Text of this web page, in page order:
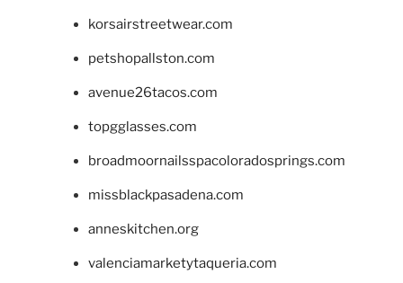
korsairstreetwear.com
petshopallston.com
avenue26tacos.com
topgglasses.com
broadmoornailsspacoloradosprings.com
missblackpasadena.com
anneskitchen.org
valenciamarketytaqueria.com